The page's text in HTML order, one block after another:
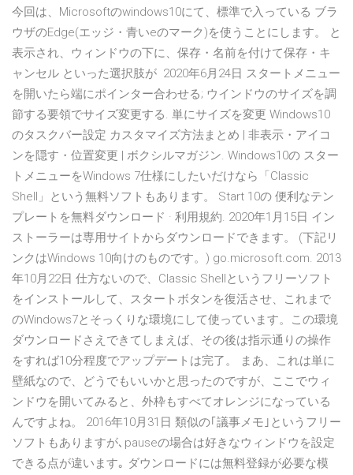
今回は、Microsoftのwindows10にて、標準で入っている ブラ
ウザのEdge(エッジ・青いeのマーク)を使うことにします。 と
表示され、ウィンドウの下に、保存・名前を付けて保存・キ
ャンセル といった選択肢が 2020年6月24日 スタートメニュー
を開いたら端にポインター合わせる; ウインドウのサイズを調
節する要領でサイズ変更する. 単にサイズを変更 Windows10
のタスクバー設定 カスタマイズ方法まとめ | 非表示・アイコ
ンを隠す・位置変更 | ボクシルマガジン. Windows10の スター
トメニューをWindows 7仕様にしたいだけなら「Classic
Shell」という無料ソフトもあります。 Start 10の 便利なテン
プレートを無料ダウンロード · 利用規約. 2020年1月15日 イン
ストーラーは専用サイトからダウンロードできます。 (下記リ
ンクはWindows 10向けのものです。) go.microsoft.com. 2013
年10月22日 仕方ないので、Classic Shellというフリーソフト
をインストールして、スタートボタンを復活させ、これまで
のWindows7とそっくりな環境にして使っています。この環境
ダウンロードさえできてしまえば、その後は指示通りの操作
をすれば10分程度でアップデートは完了。 まあ、これは単に
壁紙なので、どうでもいいかと思ったのですが、ここでウィ
ンドウを開いてみると、外枠もすべてオレンジになっている
んですよね。 2016年10月31日 類似の｢議事メモ｣というフリー
ソフトもありますが､pauseの場合は好きなウィンドウを設定
できる点が違います｡ ダウンロードには無料登録が必要な模